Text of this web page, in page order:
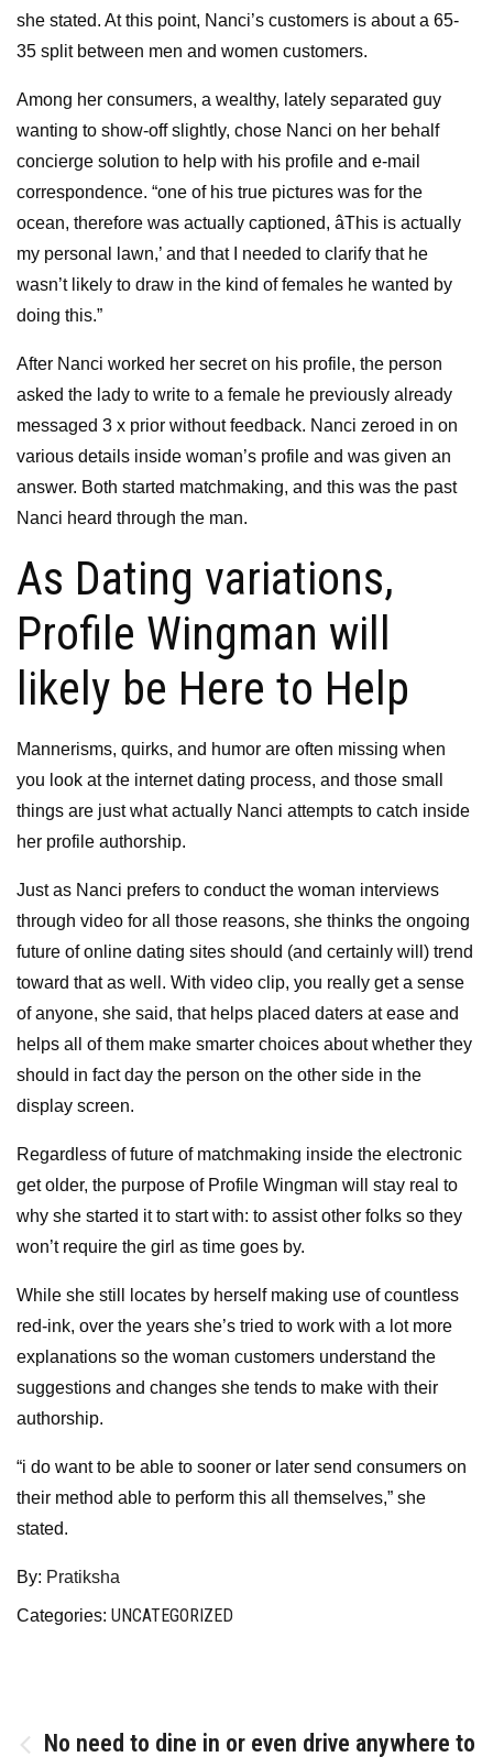
she stated. At this point, Nanci’s customers is about a 65-
35 split between men and women customers.
Among her consumers, a wealthy, lately separated guy
wanting to show-off slightly, chose Nanci on her behalf
concierge solution to help with his profile and e-mail
correspondence. “one of his true pictures was for the
ocean, therefore was actually captioned, âThis is actually
my personal lawn,’ and that I needed to clarify that he
wasn’t likely to draw in the kind of females he wanted by
doing this.”
After Nanci worked her secret on his profile, the person
asked the lady to write to a female he previously already
messaged 3 x prior without feedback. Nanci zeroed in on
various details inside woman’s profile and was given an
answer. Both started matchmaking, and this was the past
Nanci heard through the man.
As Dating variations,
Profile Wingman will
likely be Here to Help
Mannerisms, quirks, and humor are often missing when
you look at the internet dating process, and those small
things are just what actually Nanci attempts to catch inside
her profile authorship.
Just as Nanci prefers to conduct the woman interviews
through video for all those reasons, she thinks the ongoing
future of online dating sites should (and certainly will) trend
toward that as well. With video clip, you really get a sense
of anyone, she said, that helps placed daters at ease and
helps all of them make smarter choices about whether they
should in fact day the person on the other side in the
display screen.
Regardless of future of matchmaking inside the electronic
get older, the purpose of Profile Wingman will stay real to
why she started it to start with: to assist other folks so they
won’t require the girl as time goes by.
While she still locates by herself making use of countless
red-ink, over the years she’s tried to work with a lot more
explanations so the woman customers understand the
suggestions and changes she tends to make with their
authorship.
“i do want to be able to sooner or later send consumers on
their method able to perform this all themselves,” she
stated.
By: Pratiksha
Categories: UNCATEGORIZED
Post
No need to dine in or even drive anywhere to